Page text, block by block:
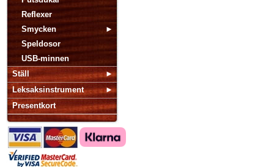
Reflexer
Smycken
Speldosor
USB-minnen
Ställ
Leksaksinstrument
Presentkort